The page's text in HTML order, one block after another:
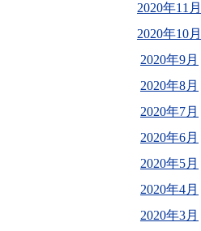
2020年11月
2020年10月
2020年9月
2020年8月
2020年7月
2020年6月
2020年5月
2020年4月
2020年3月